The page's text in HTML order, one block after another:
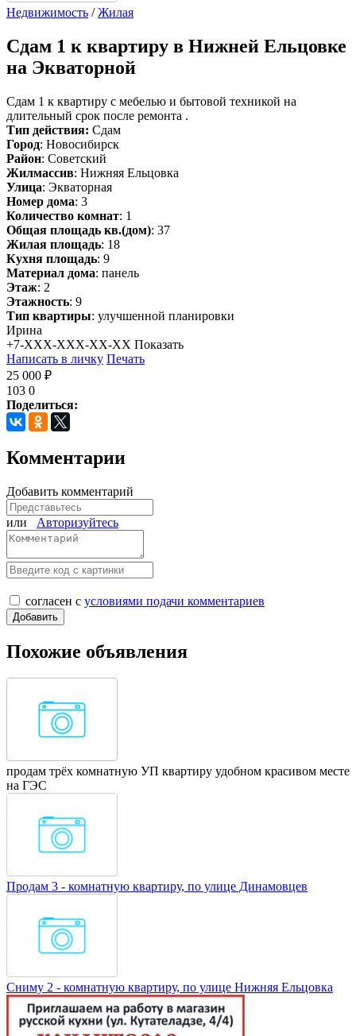
Недвижимость /Жилая
Сдам 1 к квартиру в Нижней Ельцовке
на Экваторной
Сдам 1 к квартиру с мебелью и бытовой техникой на
длительный срок после ремонта .
Тип действия: Сдам
Город: Новосибирск
Район: Советский
Жилмассив: Нижняя Ельцовка
Улица: Экваторная
Номер дома: 3
Количество комнат: 1
Общая площадь кв.(дом): 37
Жилая площадь: 18
Кухня площадь: 9
Материал дома: панель
Этаж: 2
Этажность: 9
Тип квартиры: улучшенной планировки
Ирина
+7-XXX-XXX-XX-XX Показать
Написать в личку Печать
25 000 ₽
103 0
Поделиться:
Комментарии
Добавить комментарий
или Авторизуйтесь
согласен с условиями подачи комментариев
Похожие объявления
продам трёх комнатную УП квартиру удобном красивом месте
на ГЭС
Продам 3 - комнатную квартиру, по улице Динамовцев
Сниму 2 - комнатную квартиру, по улице Нижняя Ельцовка